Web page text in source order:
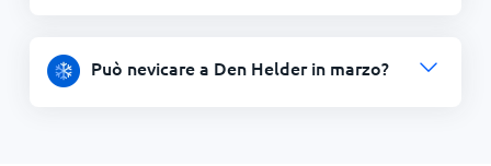
Può nevicare a Den Helder in marzo?